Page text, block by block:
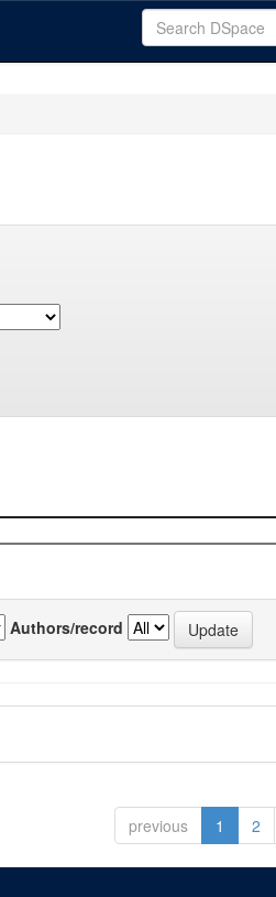
Authors/record
previous 1 2